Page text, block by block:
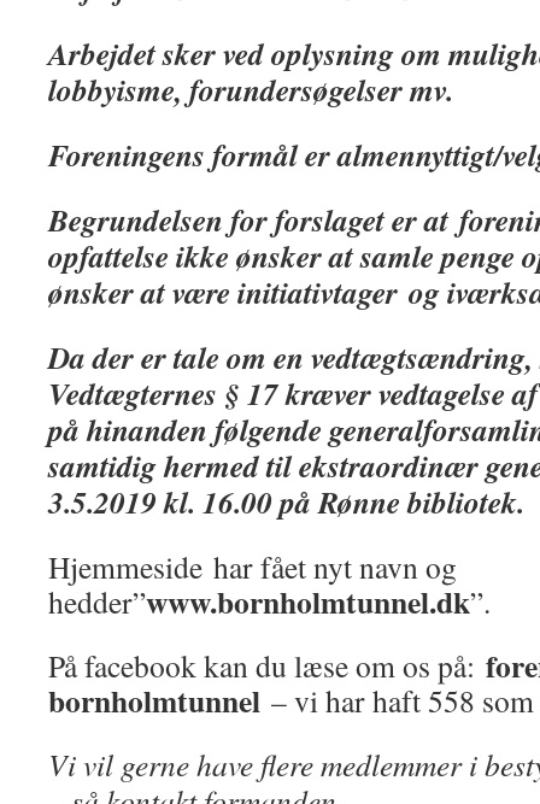
Arbejdet sker ved oplysning om
lobbyisme, forundersøgelser mv.
Foreningens formål er almennyttigt/
Begrundelsen for forslaget er at
opfattelse ikke ønsker at samle penge
ønsker at være initiativtager og
Da der er tale om en
Vedtægternes § 17 kræver vedtagelse
på hinanden følgende
samtidig hermed til ekstraordinær
3.5.2019 kl. 16.00 på Rønne
Hjemmeside har fået nyt navn og
hedder”www.bornholmtunnel.dk”.
På facebook kan du læse om os på:
bornholmtunnel – vi har haft 558
Vi vil gerne have flere medlemmer i